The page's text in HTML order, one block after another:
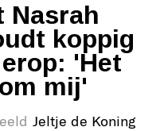
Nasrah
koppig
'Het
mij'
Jeltje de Koning